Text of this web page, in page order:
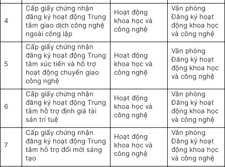
4
Cấp giấy chứng nhận
đăng ký hoạt động Trung
tâm giao dịch công nghệ
ngoài công lập
Hoạt động
khoa học và
công nghệ
Văn phòng
Đăng ký hoạt
động khoa học
và công nghệ
5
Cấp giấy chứng nhận
đăng ký hoạt động Trung
tâm xúc tiến và hỗ trợ
hoạt động chuyển giao
công nghệ
Hoạt động
khoa học và
công nghệ
Văn phòng
Đăng ký hoạt
động khoa học
và công nghệ
6
Cấp giấy chứng nhận
đăng ký hoạt động Trung
tâm hỗ trợ định giá tài
sản trí tuệ
Hoạt động
khoa học và
công nghệ
Văn phòng
Đăng ký hoạt
động khoa học
và công nghệ
7
Cấp giấy chứng nhận
đăng ký hoạt động Trung
tâm hỗ trợ đổi mới sáng
tạo
Hoạt động
khoa học và
công nghệ
Văn phòng
Đăng ký hoạt
động khoa học
và công nghệ